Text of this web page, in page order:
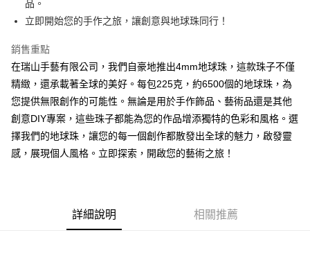
付款後全家取貨
7-11取貨付款
每筆NT$60，滿NT$1,500(含以上)免運費
付款後7-11取貨
每筆NT$130，滿NT$2,000(含以上)免運費
品。
立即開始您的手作之旅，讓創意與地球珠同行！
銷售重點
在瑞山手藝有限公司，我們自豪地推出4mm地球珠，這款珠子不僅
精緻，還承載著全球的美好。每包225克，約6500個的地球珠，為
您提供無限創作的可能性。無論是用於手作飾品、藝術品還是其他
創意DIY專案，這些珠子都能為您的作品增添獨特的色彩和風格。選
擇我們的地球珠，讓您的每一個創作都散發出全球的魅力，啟發靈
感，展現個人風格。立即探索，開啟您的藝術之旅！
詳細說明 相關推薦